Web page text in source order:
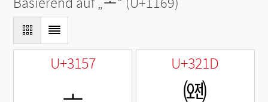
U+3157
ㅗ
U+321D
㈝